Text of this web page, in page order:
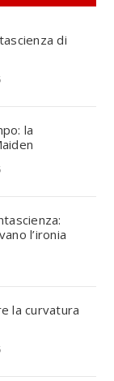
di
la
l’ironia
la curvatura